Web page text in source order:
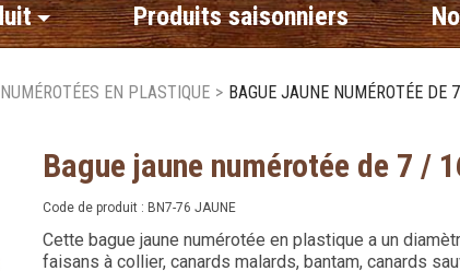
Produits saisonniers
EN PLASTIQUE > BAGUE JAUNE NUMÉROTÉE
Bague jaune numérotée de 7 /
Code de produit : BN7-76 JAUNE
Cette bague jaune numérotée en plastique a un
faisans à collier, canards malards, bantam, canards